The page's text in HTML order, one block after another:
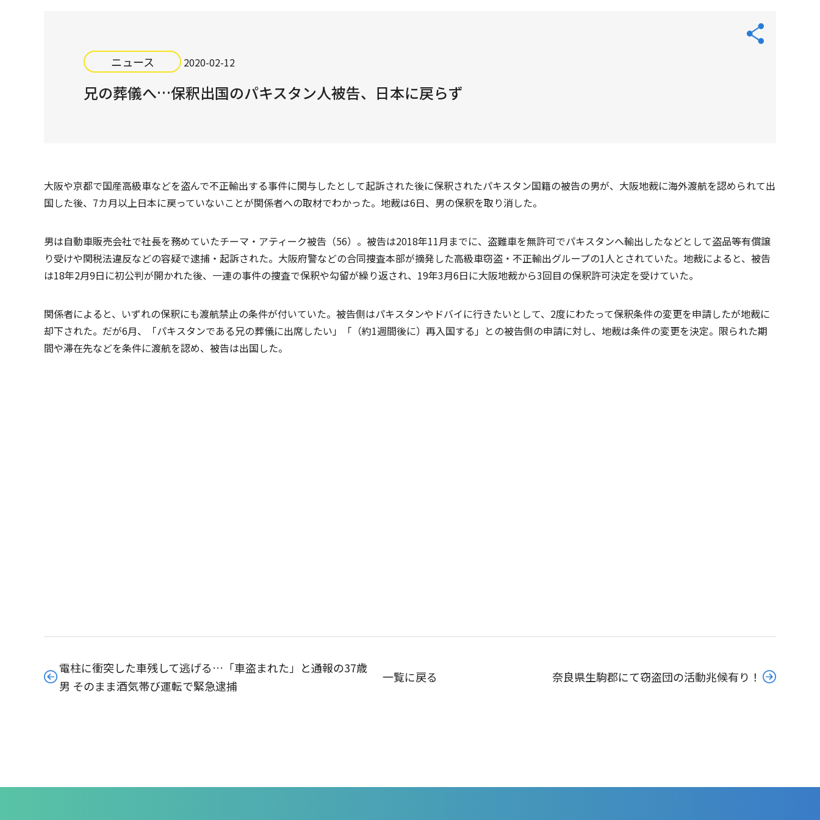
ニュース 2020-02-12
兄の葬儀へ…保釈出国のパキスタン人被告、日本に戻らず
大阪や京都で国産高級車などを盗んで不正輸出する事件に関与したとして起訴された後に保釈されたパキスタン国籍の被告の男が、大阪地裁に海外渡航を認められて出
国した後、7カ月以上日本に戻っていないことが関係者への取材でわかった。地裁は6日、男の保釈を取り消した。
男は自動車販売会社で社長を務めていたチーマ・アティーク被告（56）。被告は2018年11月までに、盗難車を無許可でパキスタンへ輸出したなどとして盗品等有償譲
り受けや関税法違反などの容疑で逮捕・起訴された。大阪府警などの合同捜査本部が摘発した高級車窃盗・不正輸出グループの1人とされていた。地裁によると、被告
は18年2月9日に初公判が開かれた後、一連の事件の捜査で保釈や勾留が繰り返され、19年3月6日に大阪地裁から3回目の保釈許可決定を受けていた。
関係者によると、いずれの保釈にも渡航禁止の条件が付いていた。被告側はパキスタンやドバイに行きたいとして、2度にわたって保釈条件の変更を申請したが地裁に
却下された。だが6月、「パキスタンである兄の葬儀に出席したい」「（約1週間後に）再入国する」との被告側の申請に対し、地裁は条件の変更を決定。限られた期
間や滞在先などを条件に渡航を認め、被告は出国した。
電柱に衝突した車残して逃げる…「車盗まれた」と通報の37歳
男 そのまま酒気帯び運転で緊急逮捕
一覧に戻る 奈良県生駒郡にて窃盗団の活動兆候有り！